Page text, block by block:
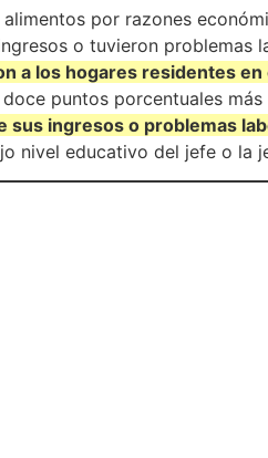
por razones
o tuvieron problemas
a los hogares residentes
puntos porcentuales
sus ingresos o problemas
nivel educativo del jefe o la